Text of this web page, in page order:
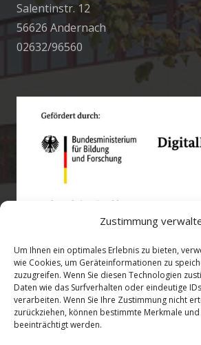
Zustimmung
Um Ihnen ein optimales Erlebnis zu bieten,
wie Cookies, um Geräteinformationen zu
zuzugreifen. Wenn Sie diesen Technologien
Daten wie das Surfverhalten oder eindeutige
verarbeiten. Wenn Sie Ihre Zustimmung nicht
zurückziehen, können bestimmte Merkmale
beeinträchtigt werden.
Salentinstr. 12
56626 Andernach
02632/96560